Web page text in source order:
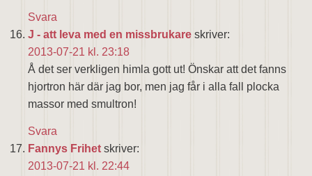
Svara
J - att leva med en missbrukare skriver:
2013-07-21 kl. 23:18
Å det ser verkligen himla gott ut! Önskar att det fanns
hjortron här där jag bor, men jag får i alla fall plocka
massor med smultron!
Svara
Fannys Frihet skriver:
2013-07-21 kl. 22:44